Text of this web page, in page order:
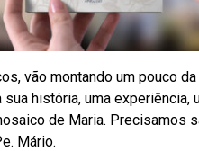
vão montando um pouco
sua história, uma
de Maria. Precisamos
Mário.